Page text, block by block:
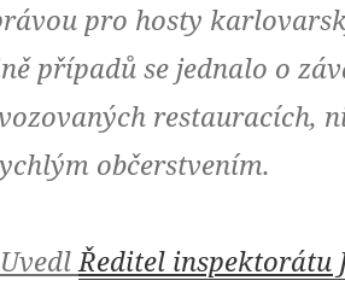
pro hosty
případů se jednalo o
restauracích,
občerstvením.
UvedlŘeditel inspektorátu